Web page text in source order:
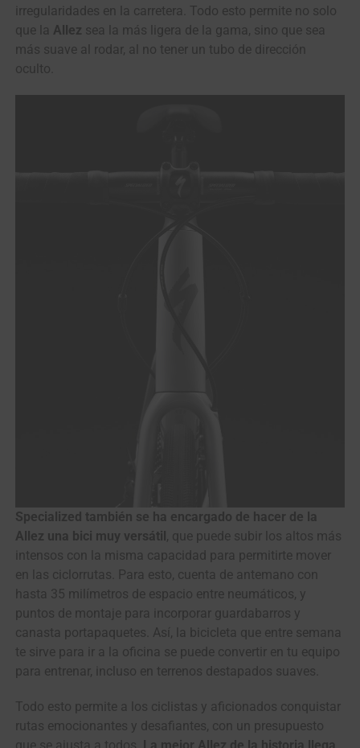
irregularidades en la carretera. Todo esto permite no solo
que la Allez sea la más ligera de la gama, sino que sea
más suave al rodar, al no tener un tubo de dirección
oculto.
Specialized también se ha encargado de hacer de la
Allez una bici muy versátil , que puede subir los altos más
intensos con la misma capacidad para permitirte mover
en las ciclorrutas. Para esto, cuenta de antemano con
hasta 35 milímetros de espacio entre neumáticos, y
puntos de montaje para incorporar guardabarros y
canasta portapaquetes. Así, la bicicleta que entre semana
te sirve para ir a la oficina se puede convertir en tu equipo
para entrenar, incluso en terrenos destapados suaves.
Todo esto permite a los ciclistas y aficionados conquistar
rutas emocionantes y desafiantes, con un presupuesto